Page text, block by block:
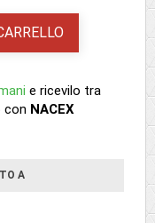
e ricevilo tra
con NACEX
A